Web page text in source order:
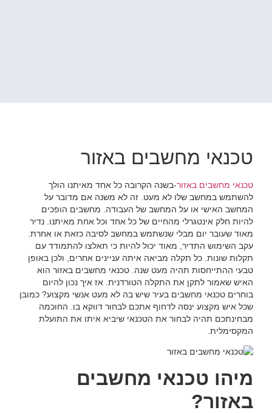
טכנאי מחשבים באזור
טכנאי מחשבים באזור-בשנה הקרובה כל אחד מאיתנו הולך
להשתמש במחשב שלו לא מעט. זה לא משנה אם מדובר על
המחשב האישי או על המחשב של העבודה. מחשבים הופכים
להיות חלק אינטגרלי מהחיים של כל אחד וכל אחת מאיתנו. נדיר
מאוד שעובר יום מבלי שנשתמש במחשב לסיבה כזאת או אחרת.
עקב השימוש התדיר, מאוד יכול להיות כי תאלצו להתמודד עם
תקלות שונות. כל תקלה מביאה איתה עניינים אחרים, ולכן באופן
טבעי ההתייחסות תהיה מעט שנה. טכנאי מחשבים באזור הוא
האיש שאמור לתקן את התקלה הטורדנית. אז איך נכון להיום
בוחרים טכנאי מחשבים בעיר שיש בה לא מעט אנשי מקצוע? כמובן
שכל איש מקצוע ינסה לדחוף אתכם לבחור דווקא בו. החוכמה
מבחינתכם תהיה לבחור את הטכנאי שיביא איתו את התועלת
המקסימלית.
מיהו טכנאי מחשבים
באזור?